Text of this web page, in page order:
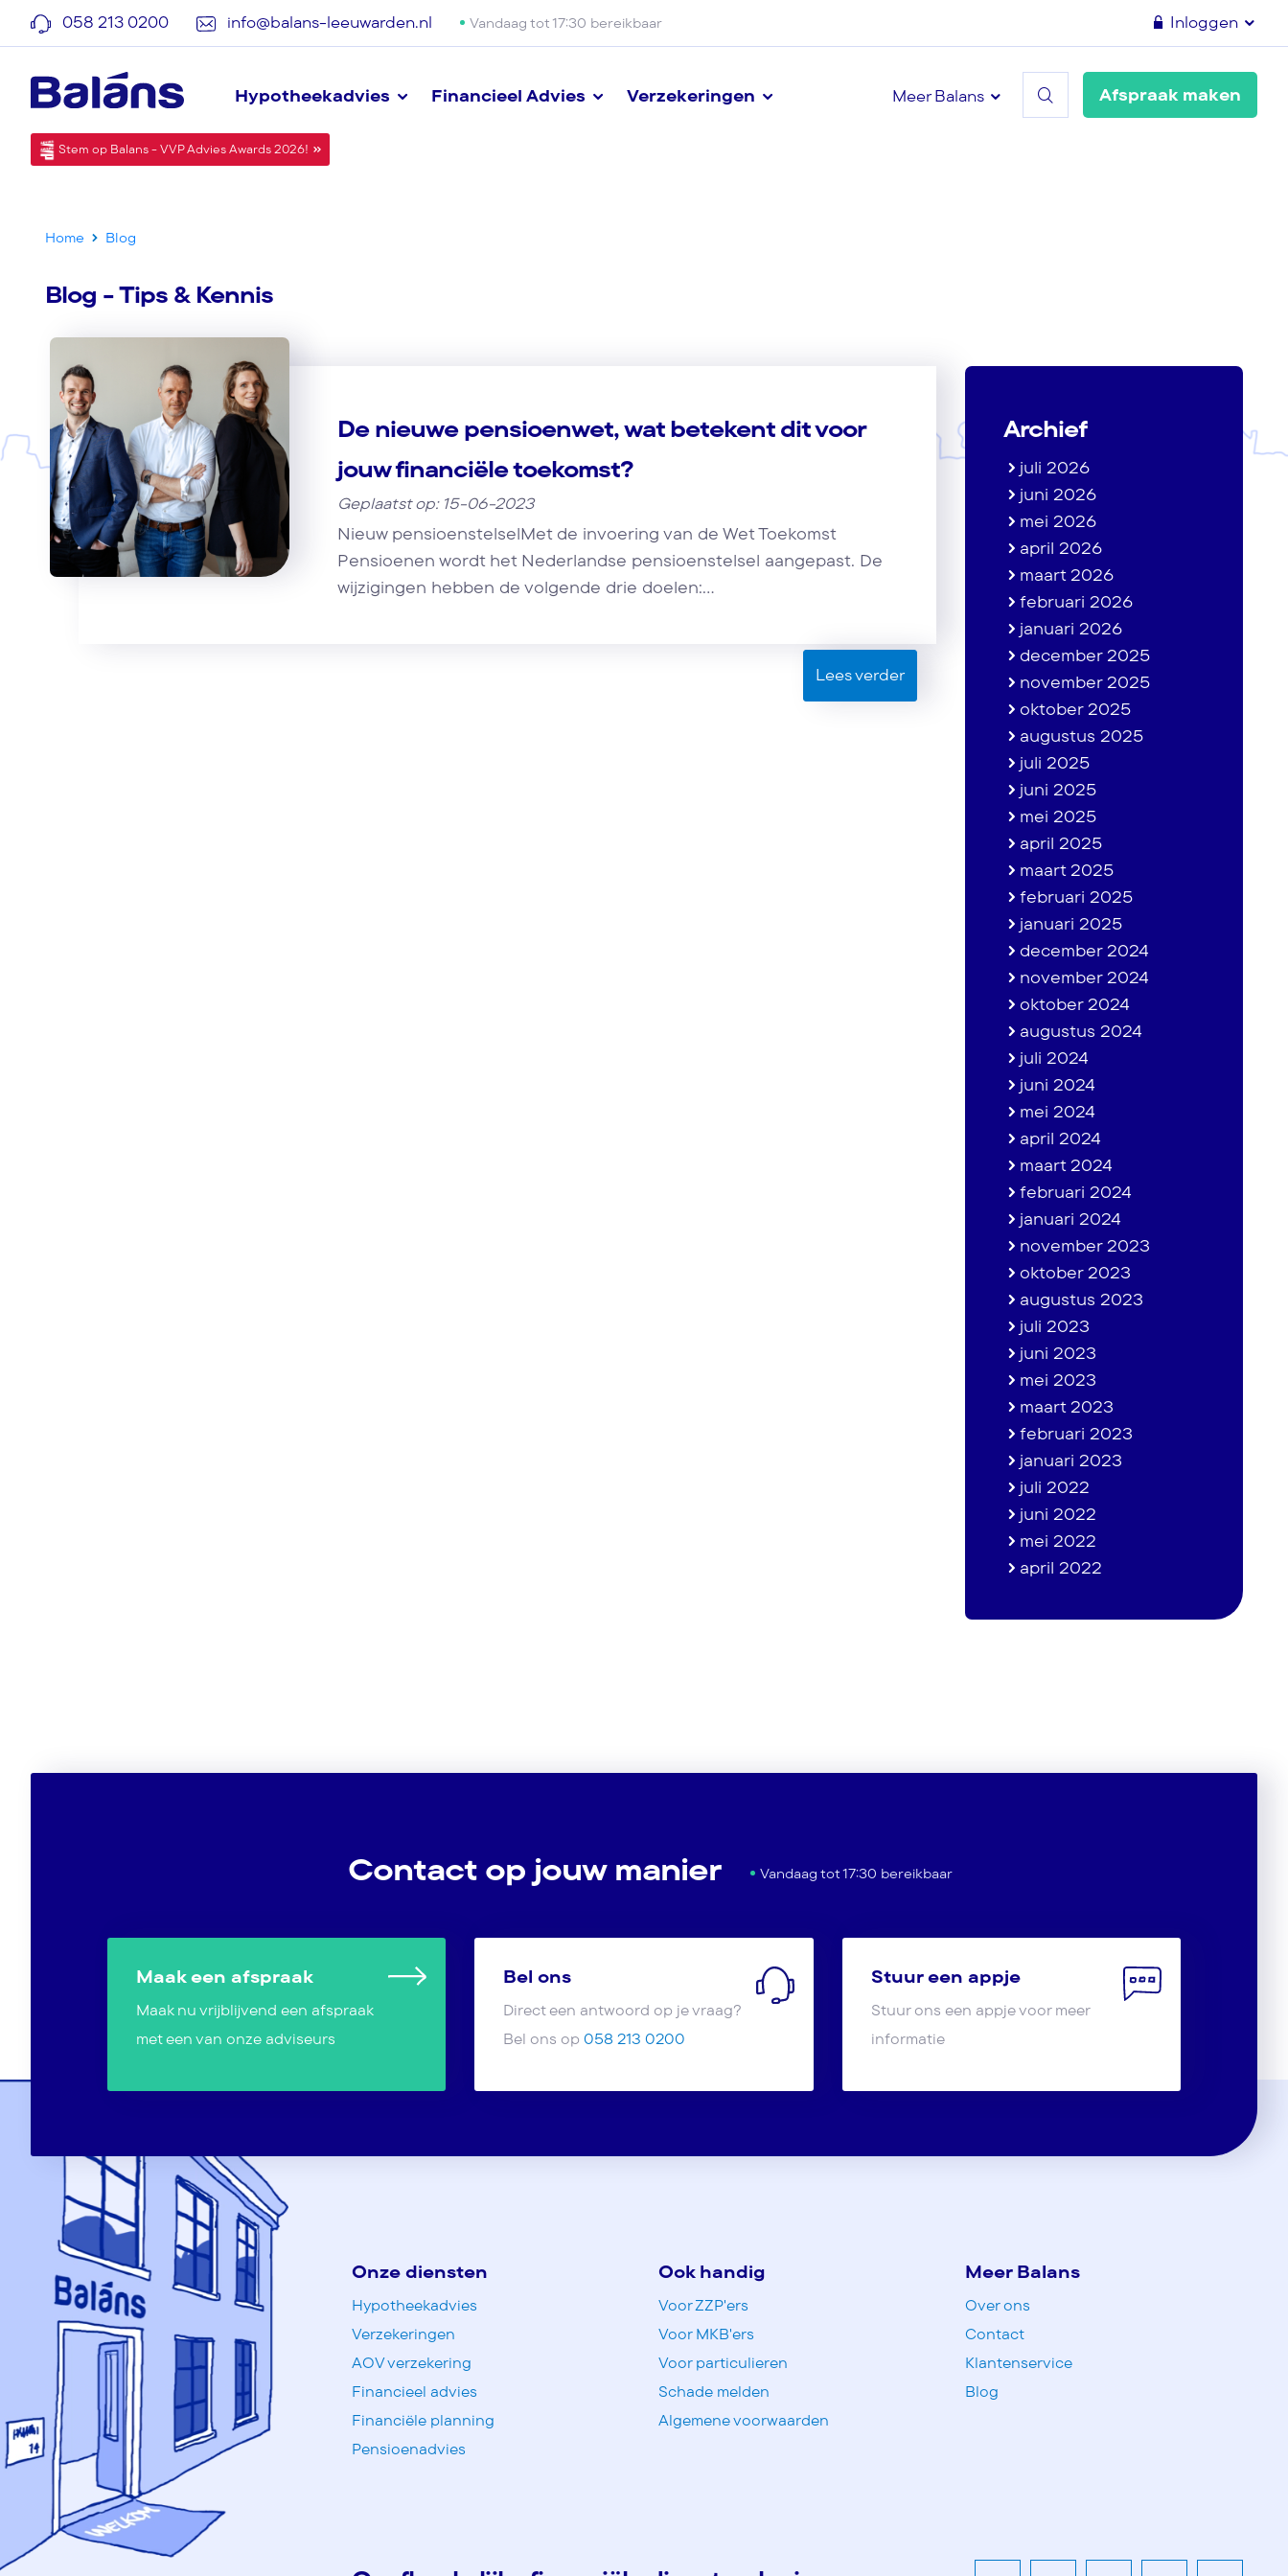
058 213 0200 info@balans-leeuwarden.nl Vandaag tot 17:30 bereikbaar Inloggen
Hypotheekadvies Financieel Advies Verzekeringen Afspraak maken
Meer Balans
Stem op Balans - VVP Advies Awards 2026!
Home Blog
Blog - Tips & Kennis
De nieuwe pensioenwet, wat betekent dit voor
jouw financiële toekomst?
Geplaatst op: 15-06-2023
Nieuw pensioenstelselMet de invoering van de Wet Toekomst
Pensioenen wordt het Nederlandse pensioenstelsel aangepast. De
wijzigingen hebben de volgende drie doelen:...
Lees verder
Archief
juli 2026
juni 2026
mei 2026
april 2026
maart 2026
februari 2026
januari 2026
december 2025
november 2025
oktober 2025
augustus 2025
juli 2025
juni 2025
mei 2025
april 2025
maart 2025
februari 2025
januari 2025
december 2024
november 2024
oktober 2024
augustus 2024
juli 2024
juni 2024
mei 2024
april 2024
maart 2024
februari 2024
januari 2024
november 2023
oktober 2023
augustus 2023
juli 2023
juni 2023
mei 2023
maart 2023
februari 2023
januari 2023
juli 2022
juni 2022
mei 2022
april 2022
Contact op jouw manier Vandaag tot 17:30 bereikbaar
Maak een afspraak
Maak nu vrijblijvend een afspraak
met een van onze adviseurs
Bel ons
Direct een antwoord op je vraag?
Bel ons op058 213 0200
Stuur een appje
Stuur ons een appje voor meer
informatie
Onze diensten
Hypotheekadvies
Verzekeringen
AOV verzekering
Financieel advies
Financiële planning
Pensioenadvies
Ook handig
Voor ZZP'ers
Voor MKB'ers
Voor particulieren
Schade melden
Algemene voorwaarden
Meer Balans
Over ons
Contact
Klantenservice
Blog